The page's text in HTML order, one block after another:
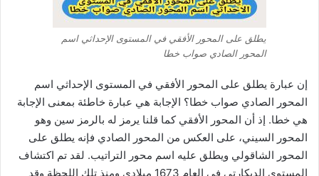
يطلق على المحور الأفقي في المستوى الإحداثي اسم
المحور الصادي صواب خطا
إن عبارة يطلق على المحور الأفقي في المستوى الإحداثي اسم
المحور الصادي صواب خطا؟ الإجابة هي عبارة خاطئة بمعنى الإجابة
هي خطا. إذ أن المحور الأفقي كما قلنا يرمز له بالرمز سين وهو
المحور السيني، على العكس من المحور الصادي فإنه يطلق على
المحور الشاقولي ويطلق عليه اسم محور التراتيب. لقد تم اكتشاف
المستوى الديكارتي في العام 1673 ميلادي ومنذ تلك اللحظة وقد